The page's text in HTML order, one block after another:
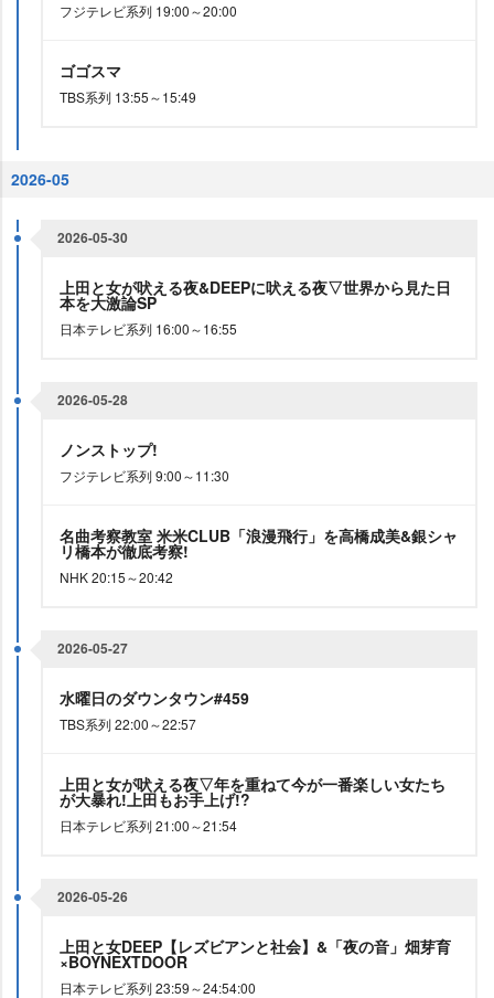
フジテレビ系列 19:00～20:00
ゴゴスマ
TBS系列 13:55～15:49
2026-05
2026-05-30
上田と女が吠える夜&DEEPに吠える夜▽世界から見た日
本を大激論SP
日本テレビ系列 16:00～16:55
2026-05-28
ノンストップ!
フジテレビ系列 9:00～11:30
名曲考察教室 米米CLUB「浪漫飛行」を高橋成美&銀シャ
リ橋本が徹底考察!
NHK 20:15～20:42
2026-05-27
水曜日のダウンタウン#459
TBS系列 22:00～22:57
上田と女が吠える夜▽年を重ねて今が一番楽しい女たち
が大暴れ!上田もお手上げ!?
日本テレビ系列 21:00～21:54
2026-05-26
上田と女DEEP【レズビアンと社会】&「夜の音」畑芽育
×BOYNEXTDOOR
日本テレビ系列 23:59～24:54:00